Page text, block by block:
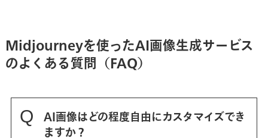
Midjourneyを使ったAI画像生成サービス
のよくある質問（FAQ）
AI画像はどの程度自由にカスタマイズでき
ますか？